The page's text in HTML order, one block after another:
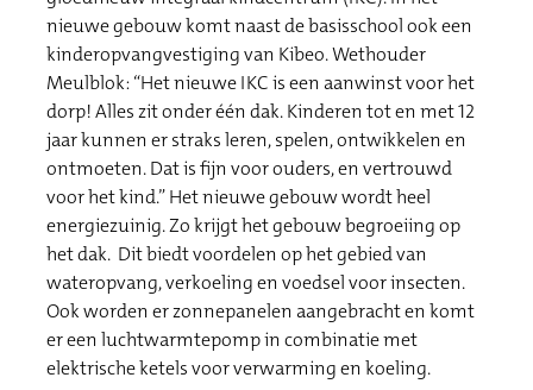
nieuwe gebouw komt naast de basisschool ook een
kinderopvangvestiging van Kibeo. Wethouder
Meulblok: “Het nieuwe IKC is een aanwinst voor het
dorp! Alles zit onder één dak. Kinderen tot en met 12
jaar kunnen er straks leren, spelen, ontwikkelen en
ontmoeten. Dat is fijn voor ouders, en vertrouwd
voor het kind.” Het nieuwe gebouw wordt heel
energiezuinig. Zo krijgt het gebouw begroeiing op
het dak. Dit biedt voordelen op het gebied van
wateropvang, verkoeling en voedsel voor insecten.
Ook worden er zonnepanelen aangebracht en komt
er een luchtwarmtepomp in combinatie met
elektrische ketels voor verwarming en koeling.